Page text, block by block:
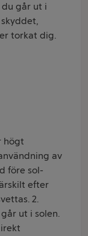
går ut i
torkat dig.
högt
av
före sol-
efter
2.
ut i solen.